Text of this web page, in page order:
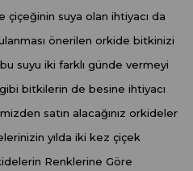
suya olan ihtiyacı da
önerilen orkide bitkinizi
suyu iki farklı günde vermeyi
bitkilerin de besine ihtiyacı
satın alacağınız orkideler
yılda iki kez çiçek
Renklerine Göre